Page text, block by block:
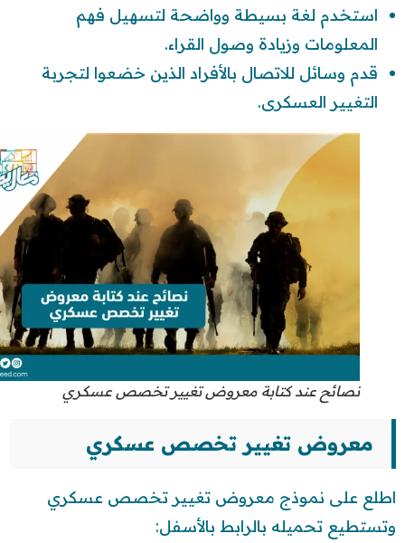
استخدم لغة بسيطة وواضحة لتسهيل فهم
المعلومات وزيادة وصول القراء.
قدم وسائل للاتصال بالأفراد الذين خضعوا لتجربة
التغيير العسكرى.
نصائح عند كتابة معروض تغيير تخصص عسكري
معروض تغيير تخصص عسكري
اطلع على نموذج معروض تغيير تخصص عسكري
وتستطيع تحميله بالرابط بالأسفل: